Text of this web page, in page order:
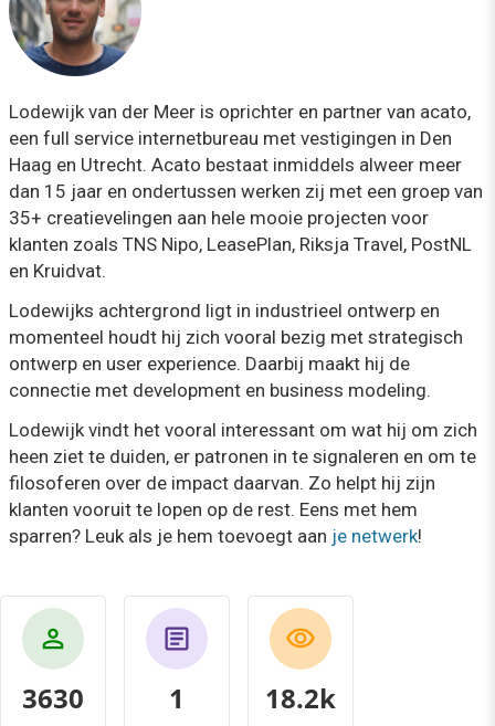
Lodewijk van der Meer is oprichter en partner van acato,
een full service internetbureau met vestigingen in Den
Haag en Utrecht. Acato bestaat inmiddels alweer meer
dan 15 jaar en ondertussen werken zij met een groep van
35+ creatievelingen aan hele mooie projecten voor
klanten zoals TNS Nipo, LeasePlan, Riksja Travel, PostNL
en Kruidvat.
Lodewijks achtergrond ligt in industrieel ontwerp en
momenteel houdt hij zich vooral bezig met strategisch
ontwerp en user experience. Daarbij maakt hij de
connectie met development en business modeling.
Lodewijk vindt het vooral interessant om wat hij om zich
heen ziet te duiden, er patronen in te signaleren en om te
filosoferen over de impact daarvan. Zo helpt hij zijn
klanten vooruit te lopen op de rest. Eens met hem
sparren? Leuk als je hem toevoegt aan je netwerk!
3630 1 18.8k